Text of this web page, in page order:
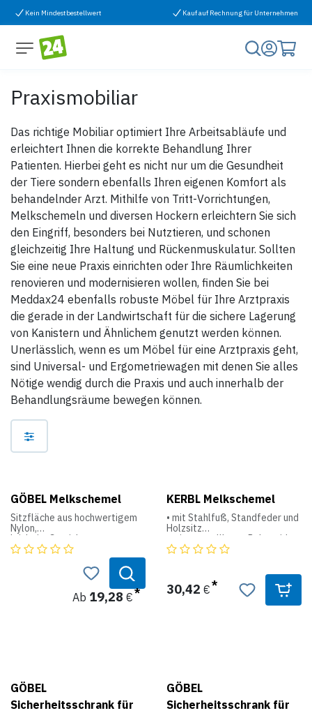
Zum Inhalt springen
Kein Mindestbestellwert Kauf auf Rechnung für Unternehmen
Praxismobiliar
Das richtige Mobiliar optimiert Ihre Arbeitsabläufe und
erleichtert Ihnen die korrekte Behandlung Ihrer
Patienten. Hierbei geht es nicht nur um die Gesundheit
der Tiere sondern ebenfalls Ihren eigenen Komfort als
behandelnder Arzt. Mithilfe von Tritt-Vorrichtungen,
Melkschemeln und diversen Hockern erleichtern Sie sich
den Eingriff, besonders bei Nutztieren, und schonen
gleichzeitig Ihre Haltung und Rückenmuskulatur. Sollten
Sie eine neue Praxis einrichten oder Ihre Räumlichkeiten
renovieren und modernisieren wollen, finden Sie bei
Meddax24 ebenfalls robuste Möbel für Ihre Arztpraxis
die gerade in der Landwirtschaft für die sichere Lagerung
von Kanistern und Ähnlichem genutzt werden können.
Unerlässlich, wenn es um Möbel für eine Arztpraxis geht,
sind Universal- und Ergometriewagen mit denen Sie alles
Nötige wendig durch die Praxis und auch innerhalb der
Behandlungsräume bewegen können.
GÖBEL Melkschemel
Sitzfläche aus hochwertigem
Nylon,
leicht im Gewicht.
Melkschemel Einbein,
mit Gummifuss und Gurt
Ab 19,28 €
KERBL Melkschemel
• mit Stahlfuß, Standfeder und
Holzsitz
• mit verstellbarer Polyamid-
Garnitur zum Anschnallen
30,42 €
GÖBEL
Sicherheitsschrank für
GÖBEL
Sicherheitsschrank für